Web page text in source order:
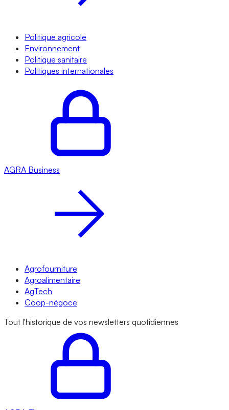
Politique agricole
Environnement
Politique sanitaire
Politiques internationales
AGRA Business
Agrofourniture
Agroalimentaire
AgTech
Coop-négoce
Tout l'historique de vos newsletters quotidiennes